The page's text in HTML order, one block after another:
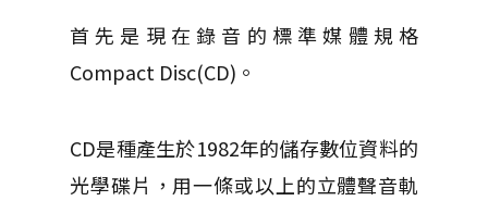
首先是現在錄音的標準媒體規格
Compact Disc(CD)。
CD是種產生於1982年的儲存數位資料的
光學碟片，用一條或以上的立體聲音軌